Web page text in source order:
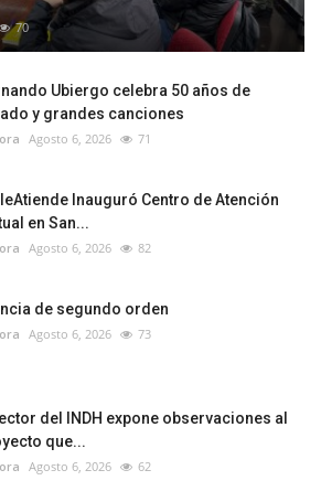
70
Ubiergo celebra 50 años de
y grandes canciones
Agosto 6, 2026 71
Inauguró Centro de Atención
en San...
Agosto 6, 2026 82
de segundo orden
Agosto 6, 2026 73
del INDH expone observaciones al
que...
Agosto 6, 2026 62